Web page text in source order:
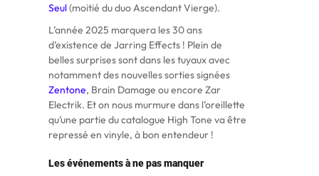
Seul(moitié du duo Ascendant Vierge).
L’année 2025 marquera les 30 ans
d’existence de Jarring Effects ! Plein de
belles surprises sont dans les tuyaux avec
notamment des nouvelles sorties signées
Zentone, Brain Damage ou encore Zar
Electrik. Et on nous murmure dans l’oreillette
qu’une partie du catalogue High Tone va être
repressé en vinyle, à bon entendeur !
Les événements à ne pas manquer